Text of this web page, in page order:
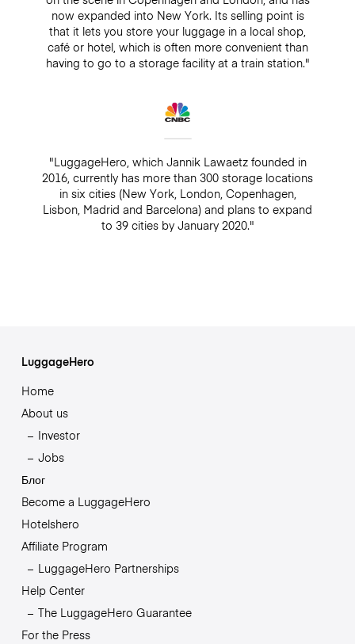
now expanded into New York. Its selling point is
that it lets you store your luggage in a local shop,
café or hotel, which is often more convenient than
having to go to a storage facility at a train station."
"LuggageHero, which Jannik Lawaetz founded in
2016, currently has more than 300 storage locations
in six cities (New York, London, Copenhagen,
Lisbon, Madrid and Barcelona) and plans to expand
to 39 cities by January 2020."
LuggageHero
Home
About us
Investor
Jobs
Блог
Become a LuggageHero
Hotelshero
Affiliate Program
LuggageHero Partnerships
Help Center
The LuggageHero Guarantee
For the Press